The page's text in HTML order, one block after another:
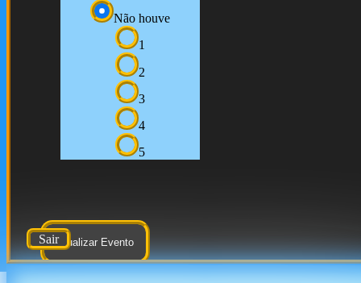
Não houve
1
2
3
4
5
Atualizar Evento
Sair